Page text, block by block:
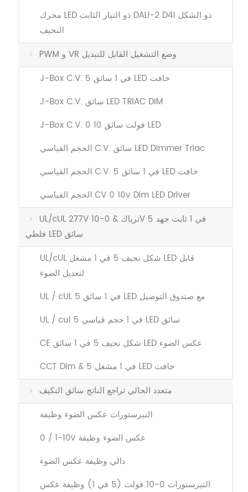
محرك LED ذو التيار الثابت DALI-2 D4i ذو الشكل
النحيف
PWM و VR وضع التشغيل القابل للتبديل
J-Box C.V. 5 في 1 سائق LED خافت
J-Box C.V. سائق LED TRIAC DIM
J-Box C.V. 0 10 فولت سائق LED
الحجم القياسي C.V. سائق LED Dimmer Triac
الحجم القياسي C.V. 5 في 1 سائق LED خافت
الحجم القياسي CV 0 10v Dim LED Driver
UL/cUL 277V ترياك & 0-10V 5 في 1 ثابت جهد
فلطي LED سائق
UL/cUL شكل نحيف 5 في 1 مشغل LED قابل
لتعديل الضوء
UL / cUL 5 في 1 سائق LED مع صندوق التوصيل
UL / cul 5 في 1 حجم قياسي LED سائق
CE شكل نحيف 5 في 1 سائق LED عكس الضوء
CCT Dim & 5 في 1 مشغل LED خافت
متعدد الحالي تراجع الناتج سائق التكيف
التيرستورات عكس الضوء وظيفة
0 / 1-10v عكس الضوء وظيفة
دالي وظيفة عكس الضوء
التيرستورات 0-10 فولت (5 في 1) وظيفة عكس